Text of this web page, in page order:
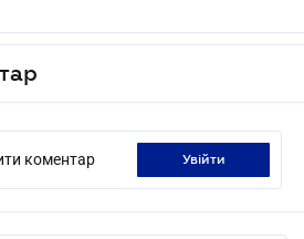
коментар увійти